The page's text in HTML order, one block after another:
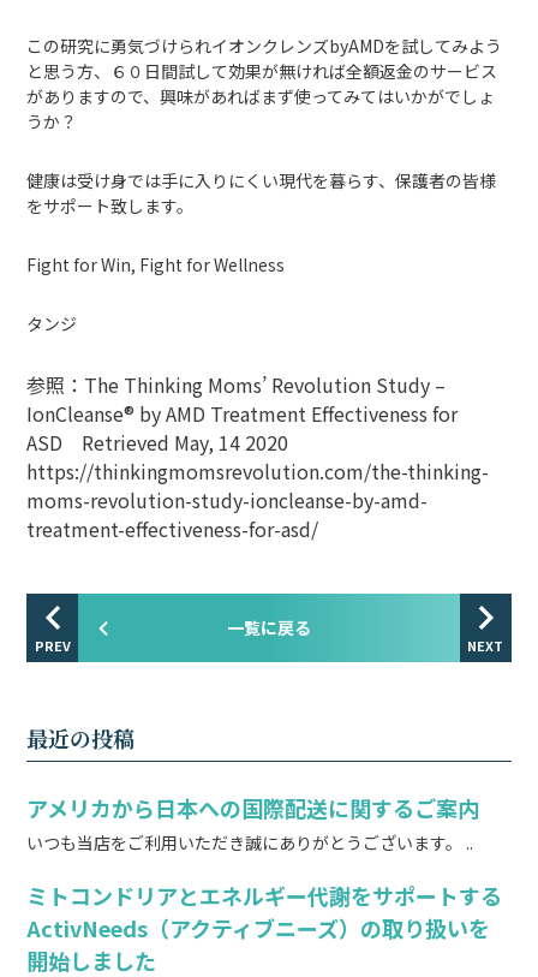
この研究に勇気づけられイオンクレンズbyAMDを試してみよう
と思う方、６０日間試して効果が無ければ全額返金のサービス
がありますので、興味があればまず使ってみてはいかがでしょ
うか？
健康は受け身では手に入りにくい現代を暮らす、保護者の皆様
をサポート致します。
Fight for Win, Fight for Wellness
タンジ
参照：The Thinking Moms’ Revolution Study –
IonCleanse® by AMD Treatment Effectiveness for
ASD Retrieved May, 14 2020
https://thinkingmomsrevolution.com/the-thinking-
moms-revolution-study-ioncleanse-by-amd-
treatment-effectiveness-for-asd/
PREV
一覧に戻る
NEXT
最近の投稿
アメリカから日本への国際配送に関するご案内
いつも当店をご利用いただき誠にありがとうございます。 ..
ミトコンドリアとエネルギー代謝をサポートする
ActivNeeds（アクティブニーズ）の取り扱いを
開始しました